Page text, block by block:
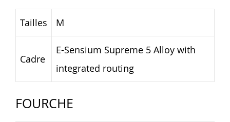
Tailles M
Cadre
E-Sensium Supreme 5 Alloy with
integrated routing
FOURCHE